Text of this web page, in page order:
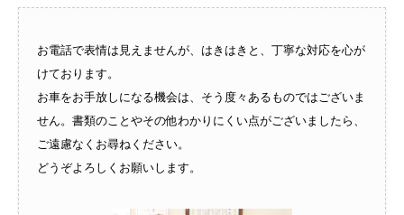
お電話で表情は見えませんが、はきはきと、丁寧な対応を心が
けております。
お車をお手放しになる機会は、そう度々あるものではございま
せん。書類のことやその他わかりにくい点がございましたら、
ご遠慮なくお尋ねください。
どうぞよろしくお願いします。